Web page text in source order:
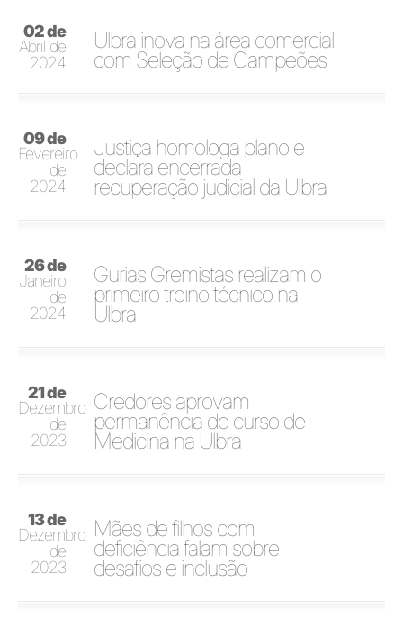
02 de
Abril de
2024
Ulbra inova na área comercial
com Seleção de Campeões
09 de
Fevereiro
de
2024
Justiça homologa plano e
declara encerrada
recuperação judicial da Ulbra
26 de
Janeiro
de
2024
Gurias Gremistas realizam o
primeiro treino técnico na
Ulbra
21 de
Dezembro
de
2023
Credores aprovam
permanência do curso de
Medicina na Ulbra
13 de
Dezembro
de
2023
Mães de filhos com
deficiência falam sobre
desafios e inclusão